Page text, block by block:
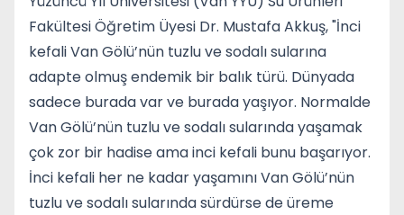
Fakültesi Öğretim Üyesi Dr. Mustafa Akkuş, "İnci
kefali Van Gölü’nün tuzlu ve sodalı sularına
adapte olmuş endemik bir balık türü. Dünyada
sadece burada var ve burada yaşıyor. Normalde
Van Gölü’nün tuzlu ve sodalı sularında yaşamak
çok zor bir hadise ama inci kefali bunu başarıyor.
İnci kefali her ne kadar yaşamını Van Gölü’nün
tuzlu ve sodalı sularında sürdürse de üreme